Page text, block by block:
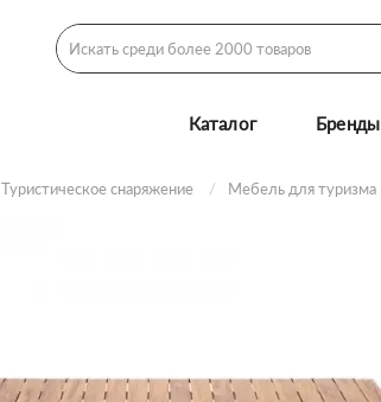
Каталог Бренды
Туристическое снаряжение Мебель для туризма